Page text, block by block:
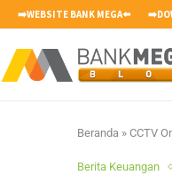
➡️WEBSITE BANK MEGA⬅️
Beranda » CCTV
Berita Keuangan